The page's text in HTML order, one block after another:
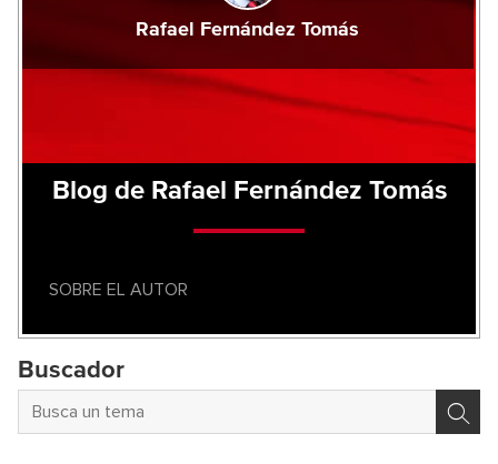
Rafael Fernández Tomás
Blog de Rafael Fernández Tomás
SOBRE EL AUTOR
Buscador